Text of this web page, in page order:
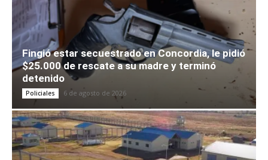
Fingió estar secuestrado en Concordia, le pidió
$25.000 de rescate a su madre y terminó
detenido
Policiales 6 de agosto de 2026